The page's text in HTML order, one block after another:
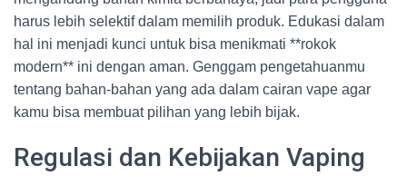
harus lebih selektif dalam memilih produk. Edukasi dalam
hal ini menjadi kunci untuk bisa menikmati **rokok
modern** ini dengan aman. Genggam pengetahuanmu
tentang bahan-bahan yang ada dalam cairan vape agar
kamu bisa membuat pilihan yang lebih bijak.
Regulasi dan Kebijakan Vaping